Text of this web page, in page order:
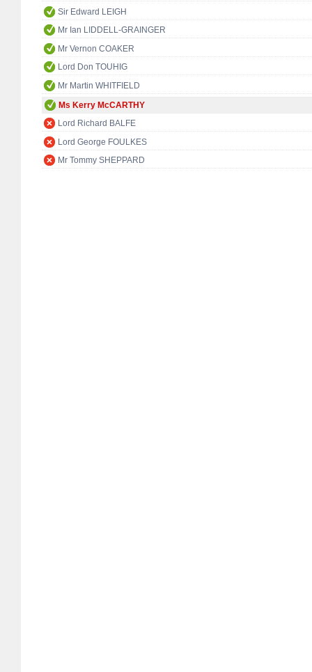
Sir Edward LEIGH
Mr Ian LIDDELL-GRAINGER
Mr Vernon COAKER
Lord Don TOUHIG
Mr Martin WHITFIELD
Ms Kerry McCARTHY
Lord Richard BALFE
Lord George FOULKES
Mr Tommy SHEPPARD